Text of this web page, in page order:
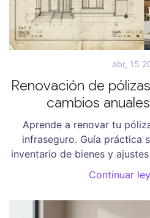
abr, 15
Renovación de
cambios
Aprende a renovar tu
infraseguro. Guía práctica
inventario de bienes y
proteger tu
Continuar